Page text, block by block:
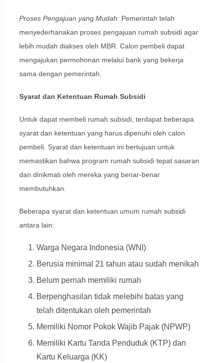
Proses Pengajuan yang Mudah:Pemerintah telah
menyederhanakan proses pengajuan rumah subsidi agar
lebih mudah diakses oleh MBR. Calon pembeli dapat
mengajukan permohonan melalui bank yang bekerja
sama dengan pemerintah.
Syarat dan Ketentuan Rumah Subsidi
Untuk dapat membeli rumah subsidi, terdapat beberapa
syarat dan ketentuan yang harus dipenuhi oleh calon
pembeli. Syarat dan ketentuan ini bertujuan untuk
memastikan bahwa program rumah subsidi tepat sasaran
dan dinikmati oleh mereka yang benar-benar
membutuhkan.
Beberapa syarat dan ketentuan umum rumah subsidi
antara lain:
Warga Negara Indonesia (WNI)
Berusia minimal 21 tahun atau sudah menikah
Belum pernah memiliki rumah
Berpenghasilan tidak melebihi batas yang
telah ditentukan oleh pemerintah
Memiliki Nomor Pokok Wajib Pajak (NPWP)
Memiliki Kartu Tanda Penduduk (KTP) dan
Kartu Keluarga (KK)